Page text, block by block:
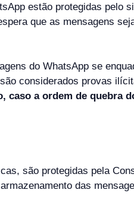
estão protegidas pelo
que as mensagens
do WhatsApp se
considerados provas
caso a ordem de quebra
são protegidas pela
das